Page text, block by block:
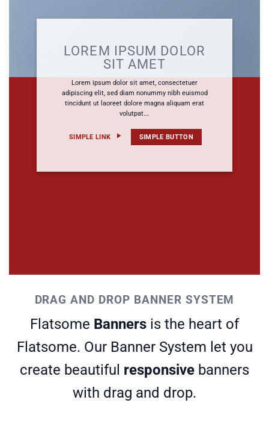
LOREM IPSUM DOLOR
SIT AMET
Lorem ipsum dolor sit amet, consectetuer
adipiscing elit, sed diam nonummy nibh euismod
tincidunt ut laoreet dolore magna aliquam erat
volutpat….
SIMPLE LINK SIMPLE BUTTON
DRAG AND DROP BANNER SYSTEM
Flatsome Banners is the heart of
Flatsome. Our Banner System let you
create beautiful responsive banners
with drag and drop.